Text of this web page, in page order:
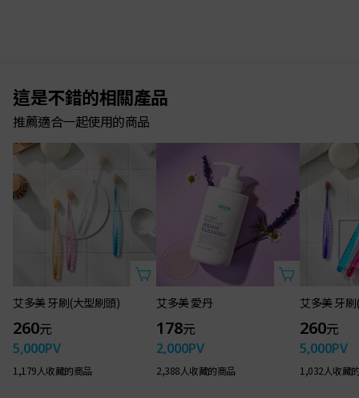
這是不錯的相關產品
推薦適合一起使用的商品
艾多美 牙刷(大型刷頭)
260元
5,000PV
1,179人收藏的商品
艾多美 愛丹
178元
2,000PV
2,388人收藏的商品
艾多美 牙
260元
5,000PV
1,032人收藏